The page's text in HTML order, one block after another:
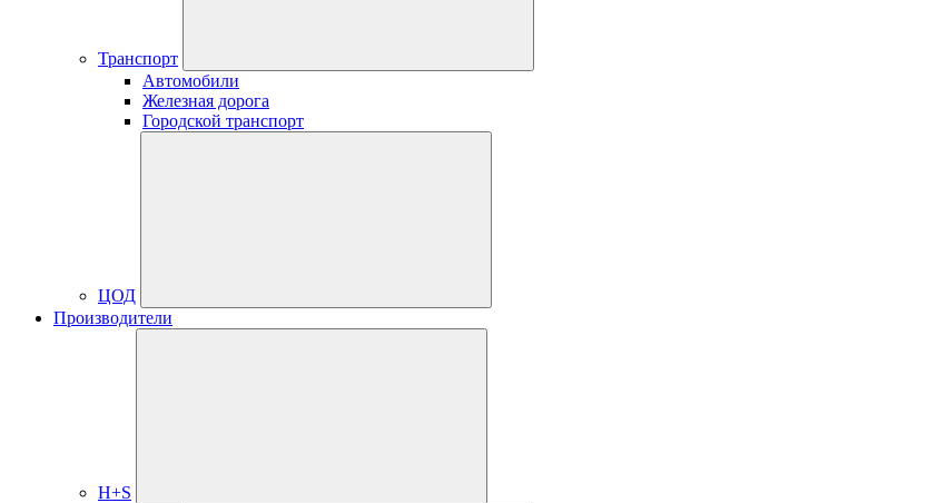
Транспорт
Автомобили
Железная дорога
Городской транспорт
ЦОД
Производители
H+S